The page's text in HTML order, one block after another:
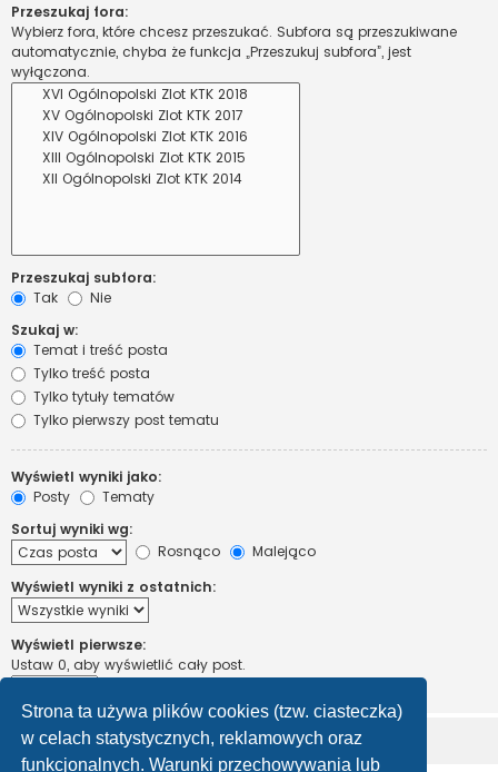
Strona ta używa plików cookies (tzw. ciasteczka)
w celach statystycznych, reklamowych oraz
funkcjonalnych. Warunki przechowywania lub
Przeszukaj fora:
Wybierz fora, które chcesz przeszukać. Subfora są przeszukiwane
automatycznie, chyba że funkcja „Przeszukuj subfora”, jest
wyłączona.
Przeszukaj subfora:
Tak
Nie
Szukaj w:
Temat i treść posta
Tylko treść posta
Tylko tytuły tematów
Tylko pierwszy post tematu
Wyświetl wyniki jako:
Posty
Tematy
Sortuj wyniki wg:
Rosnąco
Malejąco
Wyświetl wyniki z ostatnich:
Wyświetl pierwsze:
Ustaw 0, aby wyświetlić cały post.